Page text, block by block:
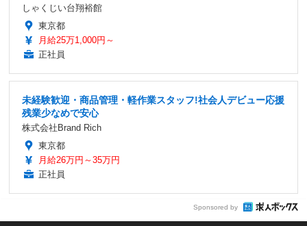
しゃくじい台翔裕館
東京都
月給25万1,000円～
正社員
未経験歓迎・商品管理・軽作業スタッフ!社会人デビュー応援
残業少なめで安心
株式会社Brand Rich
東京都
月給26万円～35万円
正社員
Sponsored by